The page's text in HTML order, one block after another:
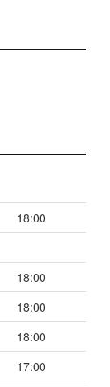
18:00
18:00
18:00
18:00
17:00